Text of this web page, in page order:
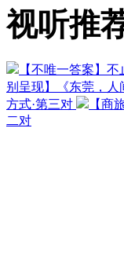
视听推
【不唯一答案】不
别呈现】《东莞，
方式·第三对
【商
二对